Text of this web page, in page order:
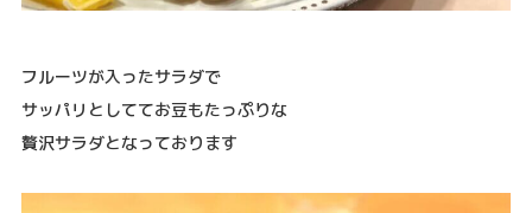
フルーツが入ったサラダで
サッパリとしててお豆もたっぷりな
贅沢サラダとなっております